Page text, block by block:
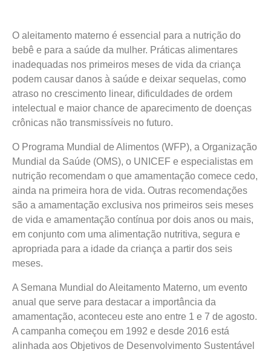
O aleitamento materno é essencial para a nutrição do
bebê e para a saúde da mulher. Práticas ali­mentares
inadequadas nos primeiros meses de vida da criança
podem causar danos à saúde e deixar sequelas, como
atraso no crescimento linear, dificuldades de ordem
intelectual e maior chance de apareci­mento de doenças
crônicas não transmissíveis no futuro.
O Programa Mundial de Alimentos (WFP), a Organização
Mundial da Saúde (OMS), o UNICEF e especialistas em
nutrição recomendam o que amamentação comece cedo,
ainda na primeira hora de vida. Outras recomendações
são a amamentação exclusiva nos primeiros seis meses
de vida e amamentação contínua por dois anos ou mais,
em conjunto com uma alimentação nutritiva, segura e
apropriada para a idade da criança a partir dos seis
meses.
A Semana Mundial do Aleitamento Materno, um evento
anual que serve para destacar a importância da
amamentação, aconteceu este ano entre 1 e 7 de agosto.
A campanha começou em 1992 e desde 2016 está
alinhada aos Objetivos de Desenvolvimento Sustentável